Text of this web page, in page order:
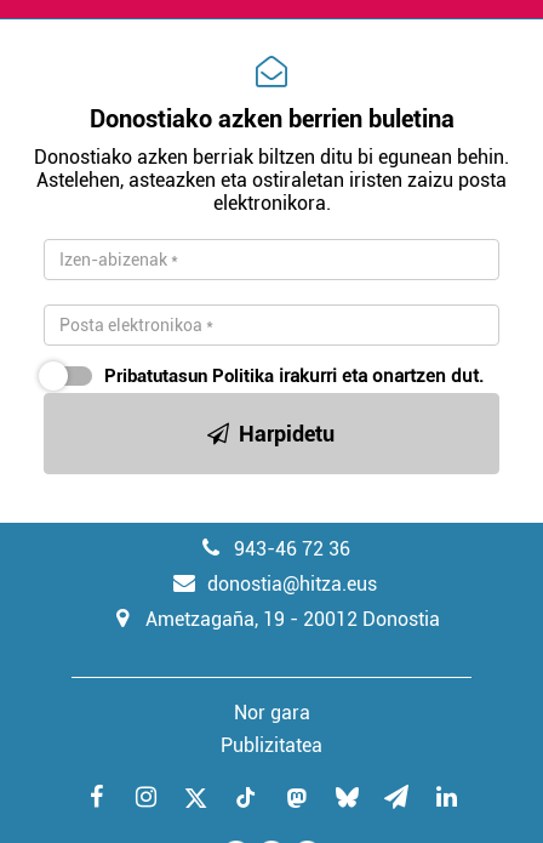
Donostiako azken berrien buletina
Donostiako azken berriak biltzen ditu bi egunean behin.
Astelehen, asteazken eta ostiraletan iristen zaizu posta
elektronikora.
Pribatutasun Politika irakurri eta onartzen dut.
Harpidetu
943-46 72 36
donostia@hitza.eus
Ametzagaña, 19 - 20012 Donostia
Nor gara
Publizitatea